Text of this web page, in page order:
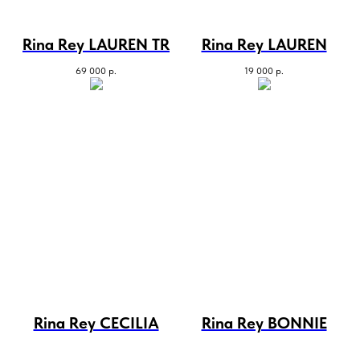
Rina Rey LAUREN TR
69 000 р.
Rina Rey LAUREN
19 000 р.
Rina Rey CECILIA Rina Rey BONNIE